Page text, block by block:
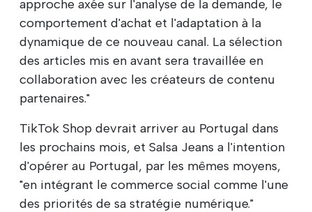
approche axée sur l'analyse de la demande, le
comportement d'achat et l'adaptation à la
dynamique de ce nouveau canal. La sélection
des articles mis en avant sera travaillée en
collaboration avec les créateurs de contenu
partenaires."
TikTok Shop devrait arriver au Portugal dans
les prochains mois, et Salsa Jeans a l'intention
d'opérer au Portugal, par les mêmes moyens,
"en intégrant le commerce social comme l'une
des priorités de sa stratégie numérique."